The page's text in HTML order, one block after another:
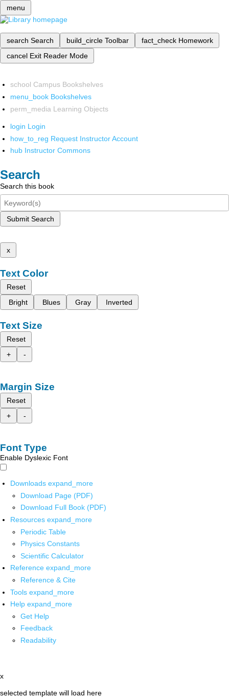
menu
search Search build_circle Toolbar fact_check Homework
cancel Exit Reader Mode
school Campus Bookshelves
menu_book Bookshelves
perm_media Learning Objects
login Login
how_to_reg Request Instructor Account
hub Instructor Commons
Search
Search this book
Submit Search
x
Text Color
Reset
Bright
Blues Gray Inverted
Text Size
Reset
+
-
Margin Size
Reset
+
-
Font Type
Enable Dyslexic Font
Downloads expand_more
Download Page (PDF)
Download Full Book (PDF)
Resources expand_more
Periodic Table
Physics Constants
Scientific Calculator
Reference expand_more
Reference & Cite
Tools expand_more
Help expand_more
Get Help
Feedback
Readability
x
selected template will load here